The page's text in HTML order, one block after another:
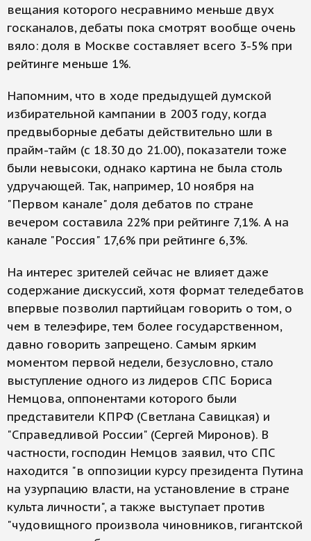
вещания которого несравнимо меньше двух
госканалов, дебаты пока смотрят вообще очень
вяло: доля в Москве составляет всего 3-5% при
рейтинге меньше 1%.
Напомним, что в ходе предыдущей думской
избирательной кампании в 2003 году, когда
предвыборные дебаты действительно шли в
прайм-тайм (с 18.30 до 21.00), показатели тоже
были невысоки, однако картина не была столь
удручающей. Так, например, 10 ноября на
"Первом канале" доля дебатов по стране
вечером составила 22% при рейтинге 7,1%. А на
канале "Россия" 17,6% при рейтинге 6,3%.
На интерес зрителей сейчас не влияет даже
содержание дискуссий, хотя формат теледебатов
впервые позволил партийцам говорить о том, о
чем в телеэфире, тем более государственном,
давно говорить запрещено. Самым ярким
моментом первой недели, безусловно, стало
выступление одного из лидеров СПС Бориса
Немцова, оппонентами которого были
представители КПРФ (Светлана Савицкая) и
"Справедливой России" (Сергей Миронов). В
частности, господин Немцов заявил, что СПС
находится "в оппозиции курсу президента Путина
на узурпацию власти, на установление в стране
культа личности", а также выступает против
"чудовищного произвола чиновников, гигантской